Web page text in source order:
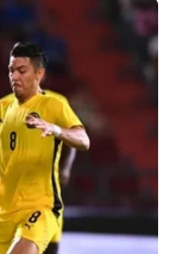
năm 2025."